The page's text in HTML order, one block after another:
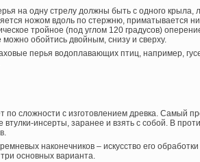
на одну стрелу должны быть с одного крыла,
ножом вдоль по стержню, приматывается
тройное (под углом 120 градусов)
обойтись двойным, снизу и сверху.
перья водоплавающих птиц, например,
по сложности с изготовлением древка. Самый
втулки-инсерты, заранее и взять с собой. В
наконечников – искусство его
основных варианта.